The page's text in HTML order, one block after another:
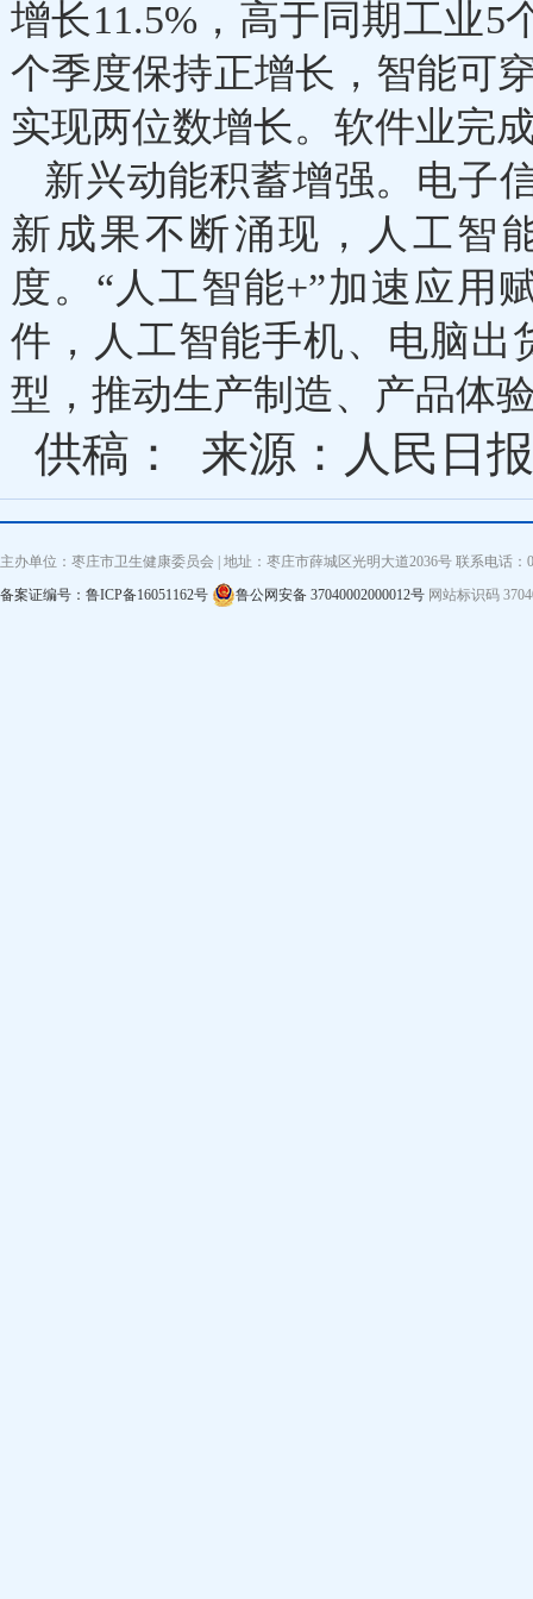
增长11.5%，高于同期工业5
个季度保持正增长，智能可
实现两位数增长。软件业完
新兴动能积蓄增强。电子
新成果不断涌现，人工智
度。“人工智能+”加速应用
件，人工智能手机、电脑出
型，推动生产制造、产品体
供稿： 来源：人民日报
主办单位：枣庄市卫生健康委员会 | 地址：枣庄市薛城区光明大道2036号 联系电话
备案证编号：鲁ICP备16051162号
鲁公网安备 37040002000012号 网站标识码